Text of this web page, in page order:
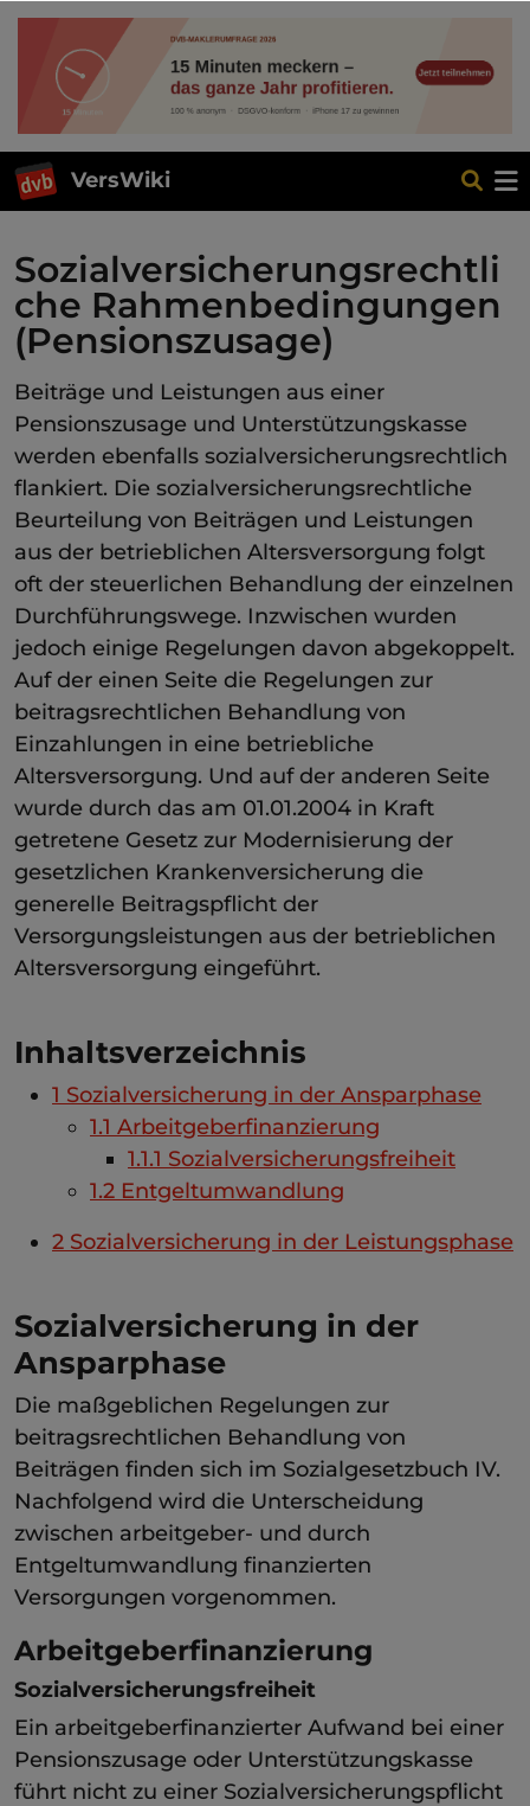
VersWiki
Sozialversicherungsrechtli
che Rahmenbedingungen
(Pensionszusage)
Beiträge und Leistungen aus einer
Pensionszusage und Unterstützungskasse
werden ebenfalls sozialversicherungsrechtlich
flankiert. Die sozialversicherungsrechtliche
Beurteilung von Beiträgen und Leistungen
aus der betrieblichen Altersversorgung folgt
oft der steuerlichen Behandlung der einzelnen
Durchführungswege. Inzwischen wurden
jedoch einige Regelungen davon abgekoppelt.
Auf der einen Seite die Regelungen zur
beitragsrechtlichen Behandlung von
Einzahlungen in eine betriebliche
Altersversorgung. Und auf der anderen Seite
wurde durch das am 01.01.2004 in Kraft
getretene Gesetz zur Modernisierung der
gesetzlichen Krankenversicherung die
generelle Beitragspflicht der
Versorgungsleistungen aus der betrieblichen
Altersversorgung eingeführt.
Inhaltsverzeichnis
1 Sozialversicherung in der Ansparphase
1.1 Arbeitgeberfinanzierung
1.1.1 Sozialversicherungsfreiheit
1.2 Entgeltumwandlung
2 Sozialversicherung in der Leistungsphase
Sozialversicherung in der
Ansparphase
Die maßgeblichen Regelungen zur
beitragsrechtlichen Behandlung von
Beiträgen finden sich im Sozialgesetzbuch IV.
Nachfolgend wird die Unterscheidung
zwischen arbeitgeber- und durch
Entgeltumwandlung finanzierten
Versorgungen vorgenommen.
Arbeitgeberfinanzierung
Sozialversicherungsfreiheit
Ein arbeitgeberfinanzierter Aufwand bei einer
Pensionszusage oder Unterstützungskasse
führt nicht zu einer Sozialversicherungspflicht